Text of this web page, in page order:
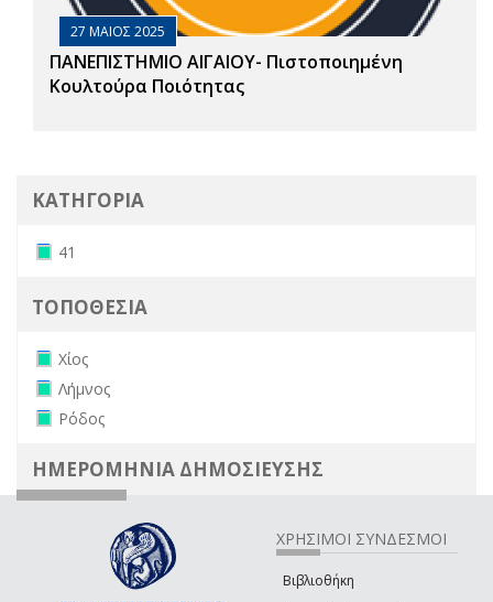
27 ΜΑΙΟΣ 2025
ΠΑΝΕΠΙΣΤΗΜΙΟ ΑΙΓΑΙΟΥ- Πιστοποιημένη
Κουλτούρα Ποιότητας
ΚΑΤΗΓΟΡΙΑ
Remove 41 filter
41
ΤΟΠΟΘΕΣΙΑ
Remove Χίος filter
Χίος
Remove Λήμνος filter
Λήμνος
Remove Ρόδος filter
Ρόδος
ΗΜΕΡΟΜΗΝΙΑ ΔΗΜΟΣΙΕΥΣΗΣ
ΧΡΗΣΙΜΟΙ ΣΥΝΔΕΣΜΟΙ
Βιβλιοθήκη